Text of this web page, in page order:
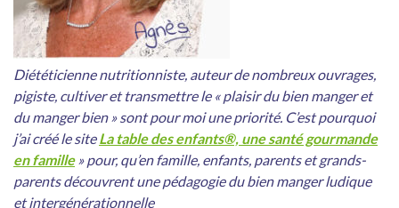
Diététicienne nutritionniste, auteur de nombreux ouvrages,
pigiste, cultiver et transmettre le « plaisir du bien manger et
du manger bien » sont pour moi une priorité. C’est pourquoi
j’ai créé le siteLa table des enfants®, une santé gourmande
en famille» pour, qu’en famille, enfants, parents et grands-
parents découvrent une pédagogie du bien manger ludique
et intergénérationnelle